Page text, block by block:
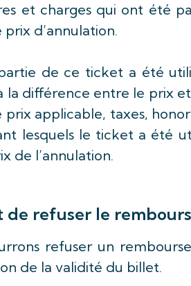
et charges qui ont été
d’annulation.
partie de ce ticket a été
la différence entre le prix
prix applicable, taxes,
lesquels le ticket a été
de l’annulation.
de refuser le
refuser un
de la validité du billet.